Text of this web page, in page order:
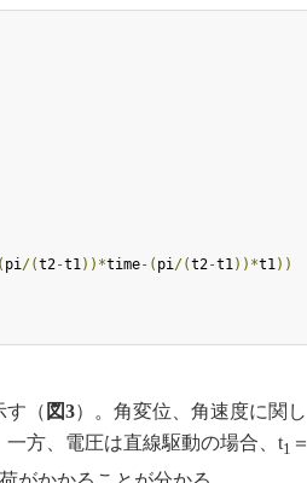
pi/(t2-t1))*time-( pi/(t2-t1))*t1))
す（ 図3）。角変位、角速度に関し
方、電圧は直線駆動の場合、t1 ＝